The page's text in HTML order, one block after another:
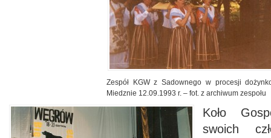
Zespół KGW z Sadownego w procesji
Miedznie 12.09.1993 r. – fot. z archiwum zespołu
Koło
swoich